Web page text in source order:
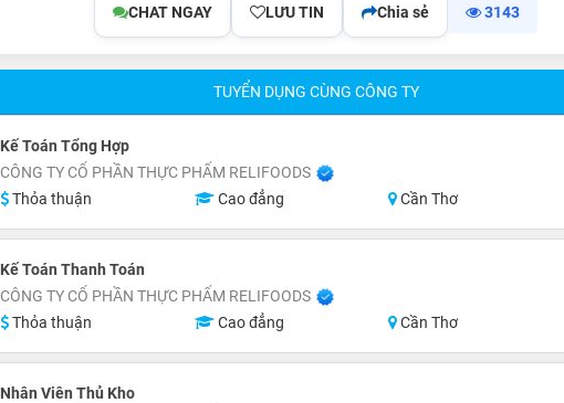
CHAT NGAY LƯU TIN Chia sẻ 3143
TUYỂN DỤNG CÙNG CÔNG TY
Kế Toán Tổng Hợp
CÔNG TY CỔ PHẦN THỰC PHẨM RELIFOODS
Thỏa thuận
Cao đẳng Cần Thơ
Kế Toán Thanh Toán
CÔNG TY CỔ PHẦN THỰC PHẨM RELIFOODS
Thỏa thuận
Cao đẳng Cần Thơ
Nhân Viên Thủ Kho